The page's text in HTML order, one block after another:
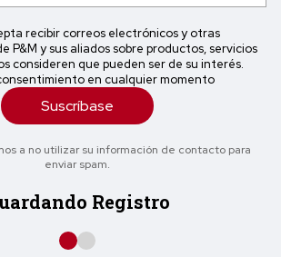
recibir correos electrónicos y otras
P&M y sus aliados sobre productos, servicios
consideren que pueden ser de su interés.
en cualquier momento
Suscríbase
a no utilizar su información de contacto para
enviar spam.
Registro